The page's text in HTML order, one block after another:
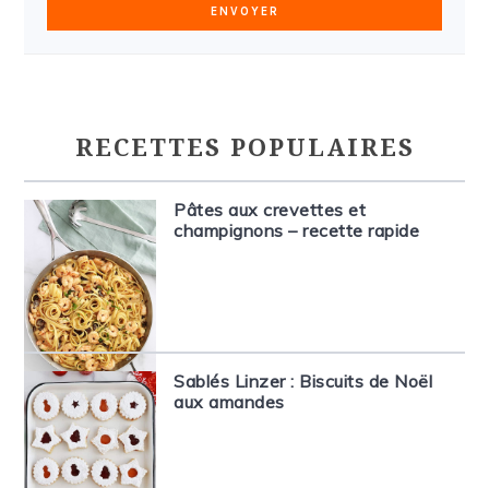
RECETTES POPULAIRES
Pâtes aux crevettes et
champignons – recette rapide
Sablés Linzer : Biscuits de Noël
aux amandes